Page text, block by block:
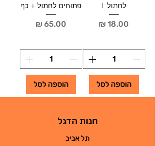
לחתול L‏
מחיר
הוספה לסל
פתוחים לחתול + כף
מחיר
הוספה לסל
חנות הדגל
תל אביב